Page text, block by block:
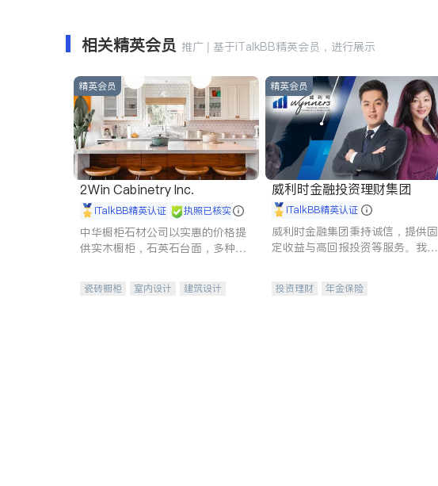
相关精英会员 推广 | 基于iTalkBB精英会员，进行展示
精英会员
2Win Cabinetry Inc.
iTalkBB精英认证 执照已核实
中华橱柜石材公司以实惠的价格提
供实木橱柜，石英石台面，多种优
机。品质厨房，家的选择。
瓷砖橱柜 室内设计
建筑设计
精英会员
威利时金融投资理财集团
iTalkBB精英认证
威利时金融集团秉持诚信，提供固
定收益与高回报投资等服务。我们
元化组合，助力客户实现目标
投资理财
年金保险